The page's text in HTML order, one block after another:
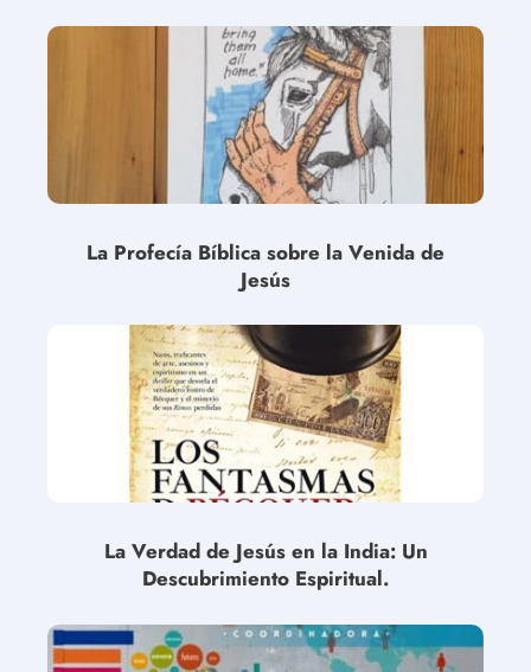
La Profecía Bíblica sobre la Venida de
Jesús
La Verdad de Jesús en la India: Un
Descubrimiento Espiritual.